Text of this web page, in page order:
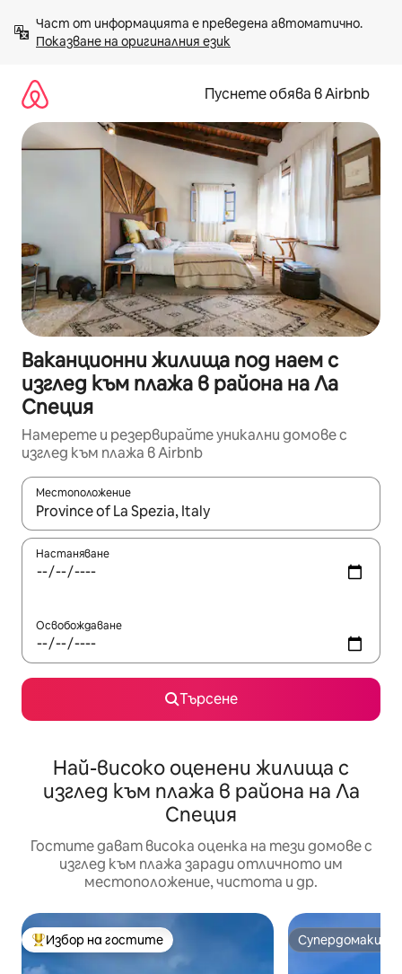
към
съдържанието
Показване на оригиналния език
Пуснете обява в Airbnb
Ваканционни жилища под наем с
изглед към плажа в района на Ла
Специя
Намерете и резервирайте уникални домове с
изглед към плажа в Airbnb
Местоположение
Когато резултатите се покажат, използвайте
Настаняване
Освобождаване
Търсене
Най-високо оценени жилища с
изглед към плажа в района на Ла
Специя
Гостите дават висока оценка на тези домове с
изглед към плажа заради отличното им
местоположение, чистота и др.
Най-популярен избор на гостите
Избор на гостите Супердомакин
Супердомакин